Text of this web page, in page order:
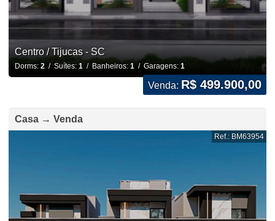
Centro / Tijucas - SC
Dorms: 2/ Suítes: 1/ Banheiros: 1/ Garagens: 1
Venda: R$ 499.900,00
Casa → Venda
Ref.: BM63954